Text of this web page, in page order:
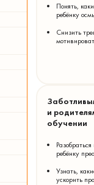
Понять,
ребёнку
Снизить
и
обучении
ребёнку
Узнать,
ускорить